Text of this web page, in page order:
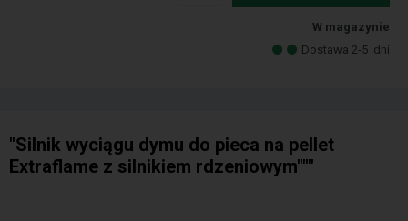
W magazynie
Dostawa 2-5 dni
"Silnik wyciągu dymu do pieca na pellet
Extraflame z silnikiem rdzeniowym"""